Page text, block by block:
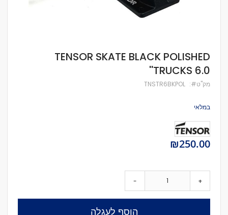
לדלג
להתחלה
של
תמונות
TENSOR SKATE BLACK POLISHED
TRUCKS 6.0''
מק''ט TNSTR6BKPOL
במלאי
₪250.00
- +
הוסף לעגלה